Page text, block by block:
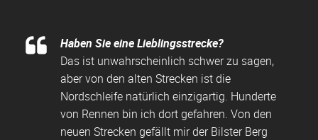
Haben Sie eine Lieblingsstrecke?
Das ist unwahrscheinlich schwer zu sagen,
aber von den alten Strecken ist die
Nordschleife natürlich einzigartig. Hunderte
von Rennen bin ich dort gefahren. Von den
neuen Strecken gefällt mir der Bilster Berg